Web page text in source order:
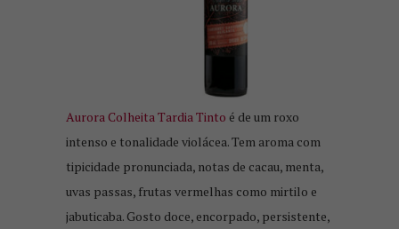
Aurora Colheita Tardia Tinto é de um roxo
intenso e tonalidade violácea. Tem aroma com
tipicidade pronunciada, notas de cacau, menta,
uvas passas, frutas vermelhas como mirtilo e
jabuticaba. Gosto doce, encorpado, persistente,